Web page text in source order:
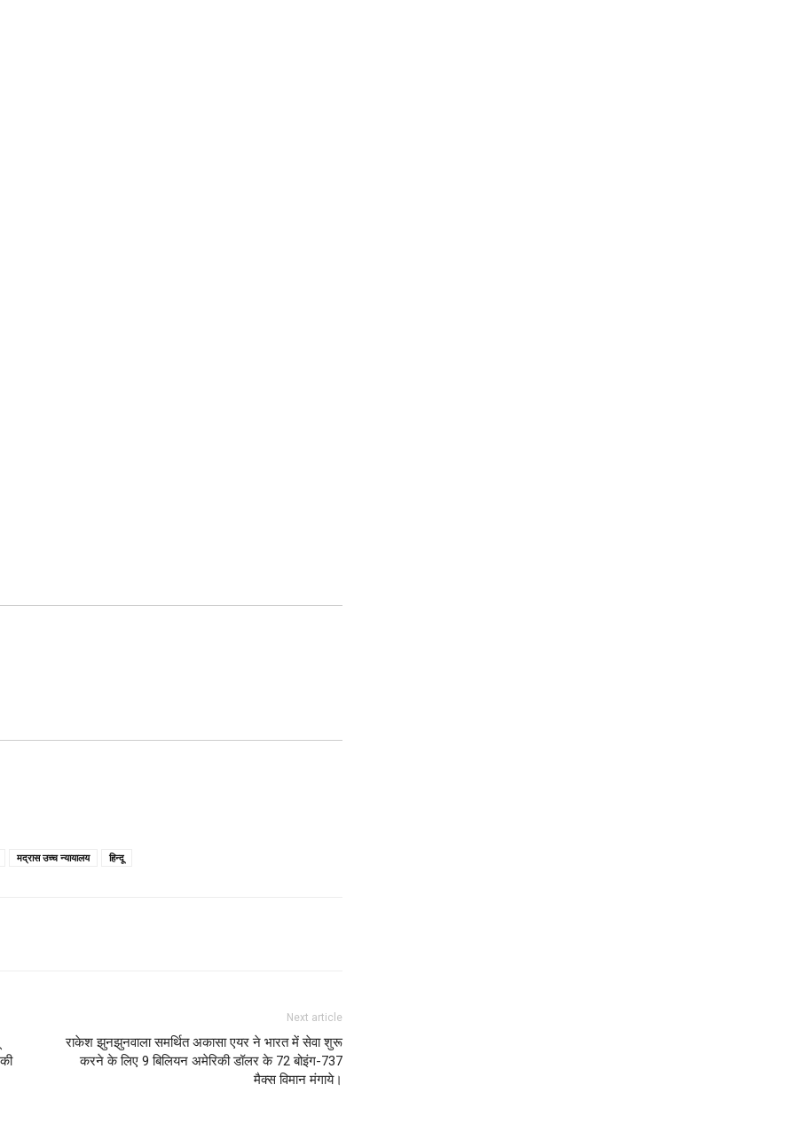
मद्रास उच्च न्यायालय हिन्दू
Next article
राकेश झुनझुनवाला समर्थित अकासा एयर ने भारत में सेवा शुरू
करने के लिए 9 बिलियन अमेरिकी डॉलर के 72 बोइंग-737
मैक्स विमान मंगाये।